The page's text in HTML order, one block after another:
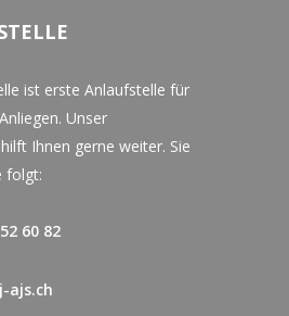
ist erste Anlaufstelle für
Unser
Ihnen gerne weiter. Sie
folgt:
60 82
ajs.ch